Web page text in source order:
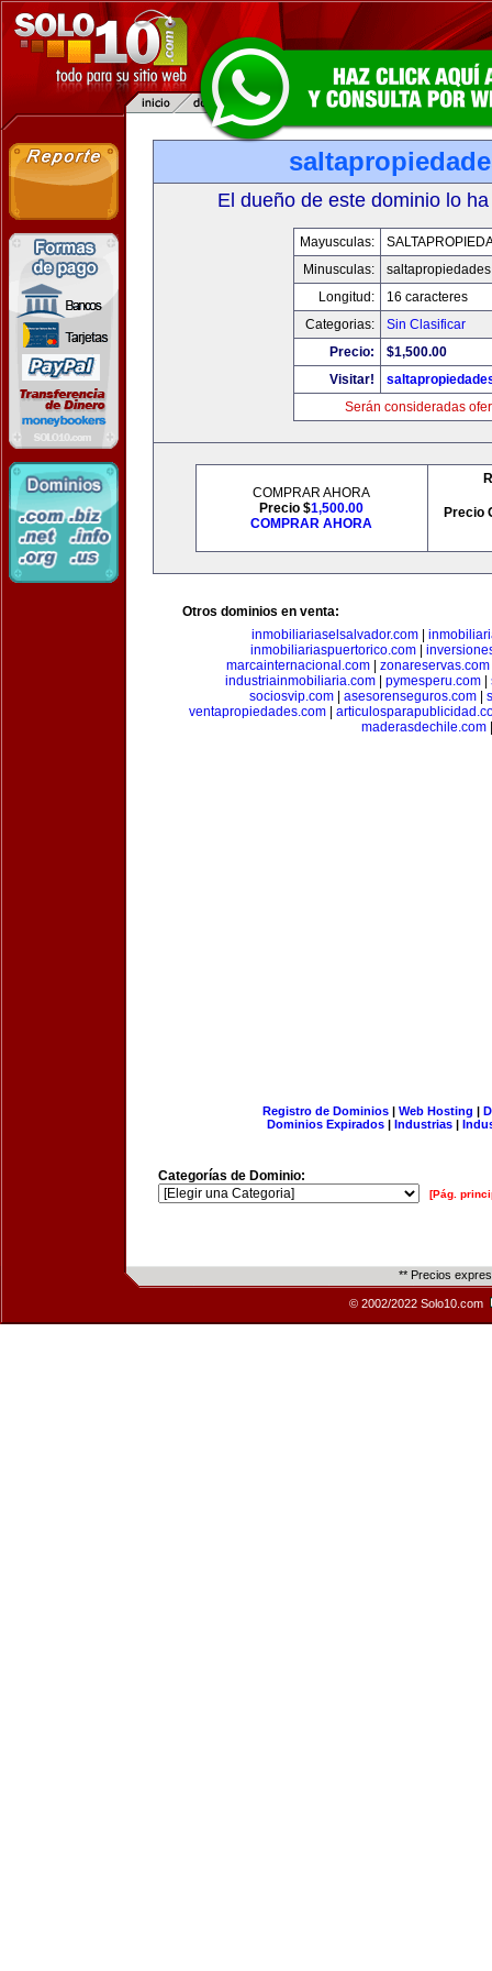
El dueño de este dominio lo
Mayusculas:
Minusculas:
Longitud:
16 caracteres
Categorias:
Sin Clasificar
Precio:
$1,500.00
Visitar!
Serán consideradas
COMPRAR AHORA
Precio $1,500.00
COMPRAR AHORA
Precio
Otros dominios en venta:
inmobiliariaselsalvador.com|
inmobiliariaspuertorico.com
marcainternacional.com| zonareservas.com
industriainmobiliaria.com| pymesperu.com|
sociosvip.com
asesorenseguros.com
ventapropiedades.com
maderasdechile.com
Registro de Dominios| Web Hosting |
Dominios Expirados | Industrias |
Categorías de Dominio:
[Pág.
** Precios
© 2002/2022 Solo10.com